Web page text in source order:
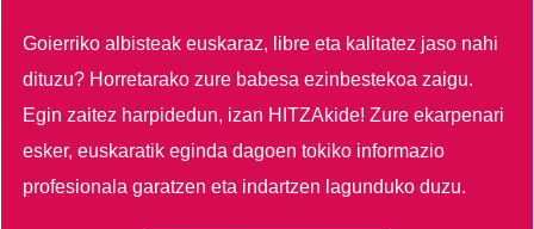
Goierriko albisteak euskaraz, libre eta kalitatez jaso nahi
dituzu? Horretarako zure babesa ezinbestekoa zaigu.
Egin zaitez harpidedun, izan HITZAkide!Zure ekarpenari
esker, euskaratik eginda dagoen tokiko informazio
profesionala garatzen eta indartzen lagunduko duzu.